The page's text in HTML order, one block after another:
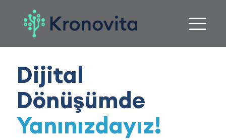
Dijital
Dönüşümde
Yanınızdayız!